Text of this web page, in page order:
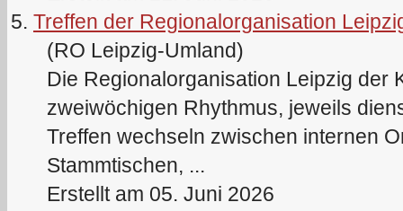
5. Treffen der Regionalorganisation
(RO Leipzig-Umland)
Die Regionalorganisation Leipzig der
zweiwöchigen Rhythmus, jeweils
Treffen wechseln zwischen internen
Stammtischen, ...
Erstellt am 05. Juni 2026